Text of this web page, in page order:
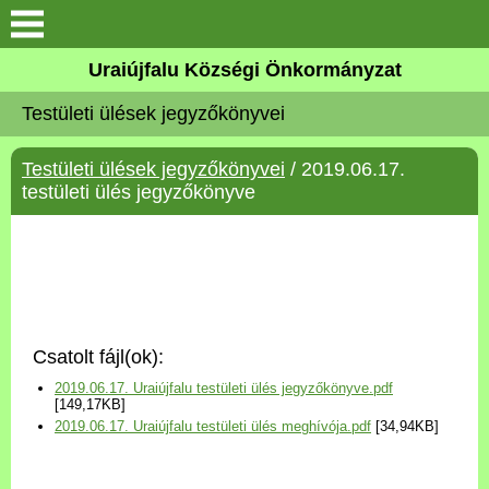
Köszöntő
Elérhetőségek
Uraiújfalu
Választási információk
Versenyképes Járások
Uraiújfalu Községi Önkormányzat
Testületi ülések jegyzőkönyvei
Testületi ülések jegyzőkönyvei / 2019.06.17.
testületi ülés jegyzőkönyve
Csatolt fájl(ok):
2019.06.17. Uraiújfalu testületi ülés jegyzőkönyve.pdf
[149,17KB]
2019.06.17. Uraiújfalu testületi ülés meghívója.pdf [34,94KB]